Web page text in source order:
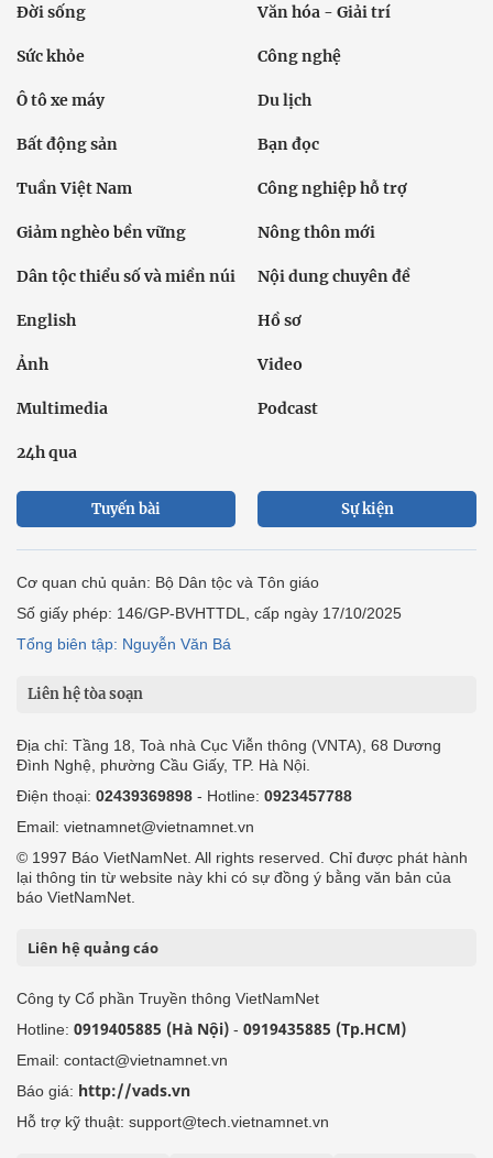
Đời sống Văn hóa - Giải trí
Sức khỏe Công nghệ
Ô tô xe máy Du lịch
Bất động sản Bạn đọc
Tuần Việt Nam Công nghiệp hỗ trợ
Giảm nghèo bền vững Nông thôn mới
Dân tộc thiểu số và miền núi Nội dung chuyên đề
English Hồ sơ
Ảnh Video
Multimedia Podcast
24h qua
Tuyến bài Sự kiện
Cơ quan chủ quản: Bộ Dân tộc và Tôn giáo
Số giấy phép: 146/GP-BVHTTDL, cấp ngày 17/10/2025
Tổng biên tập: Nguyễn Văn Bá
Liên hệ tòa soạn
Địa chỉ: Tầng 18, Toà nhà Cục Viễn thông (VNTA), 68 Dương
Đình Nghệ, phường Cầu Giấy, TP. Hà Nội.
Điện thoại: 02439369898 - Hotline: 0923457788
Email: vietnamnet@vietnamnet.vn
© 1997 Báo VietNamNet. All rights reserved. Chỉ được phát hành
lại thông tin từ website này khi có sự đồng ý bằng văn bản của
báo VietNamNet.
Liên hệ quảng cáo
Công ty Cổ phần Truyền thông VietNamNet
Hotline: 0919405885 (Hà Nội) - 0919435885 (Tp.HCM)
Email: contact@vietnamnet.vn
Báo giá: http://vads.vn
Hỗ trợ kỹ thuật: support@tech.vietnamnet.vn